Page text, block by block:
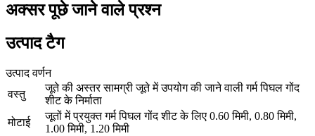
अक्सर पूछे जाने वाले प्रश्न
उत्पाद टैग
उत्पाद वर्णन
वस्तु
जूते की अस्तर सामग्री जूते में उपयोग की जाने वाली गर्म पिघल गोंद
शीट के निर्माता
मोटाई
जूतों में प्रयुक्त गर्म पिघल गोंद शीट के लिए 0.60 मिमी, 0.80 मिमी,
1.00 मिमी, 1.20 मिमी